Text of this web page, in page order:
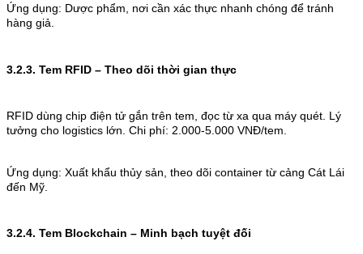
Ứng dụng: Dược phẩm, nơi cần xác thực nhanh chóng để tránh
hàng giả.
3.2.3. Tem RFID – Theo dõi thời gian thực
RFID dùng chip điện tử gắn trên tem, đọc từ xa qua máy quét. Lý
tưởng cho logistics lớn. Chi phí: 2.000-5.000 VNĐ/tem.
Ứng dụng: Xuất khẩu thủy sản, theo dõi container từ cảng Cát Lái
đến Mỹ.
3.2.4. Tem Blockchain – Minh bạch tuyệt đối